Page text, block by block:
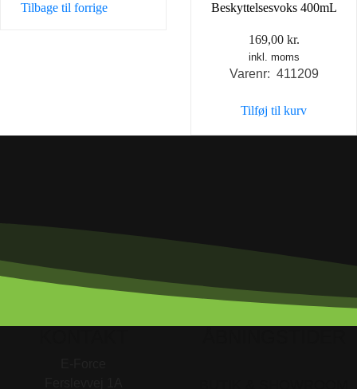
Tilbage til forrige
Beskyttelsesvoks 400mL
169,00 kr.
inkl. moms
Varenr: 411209
Tilføj til kurv